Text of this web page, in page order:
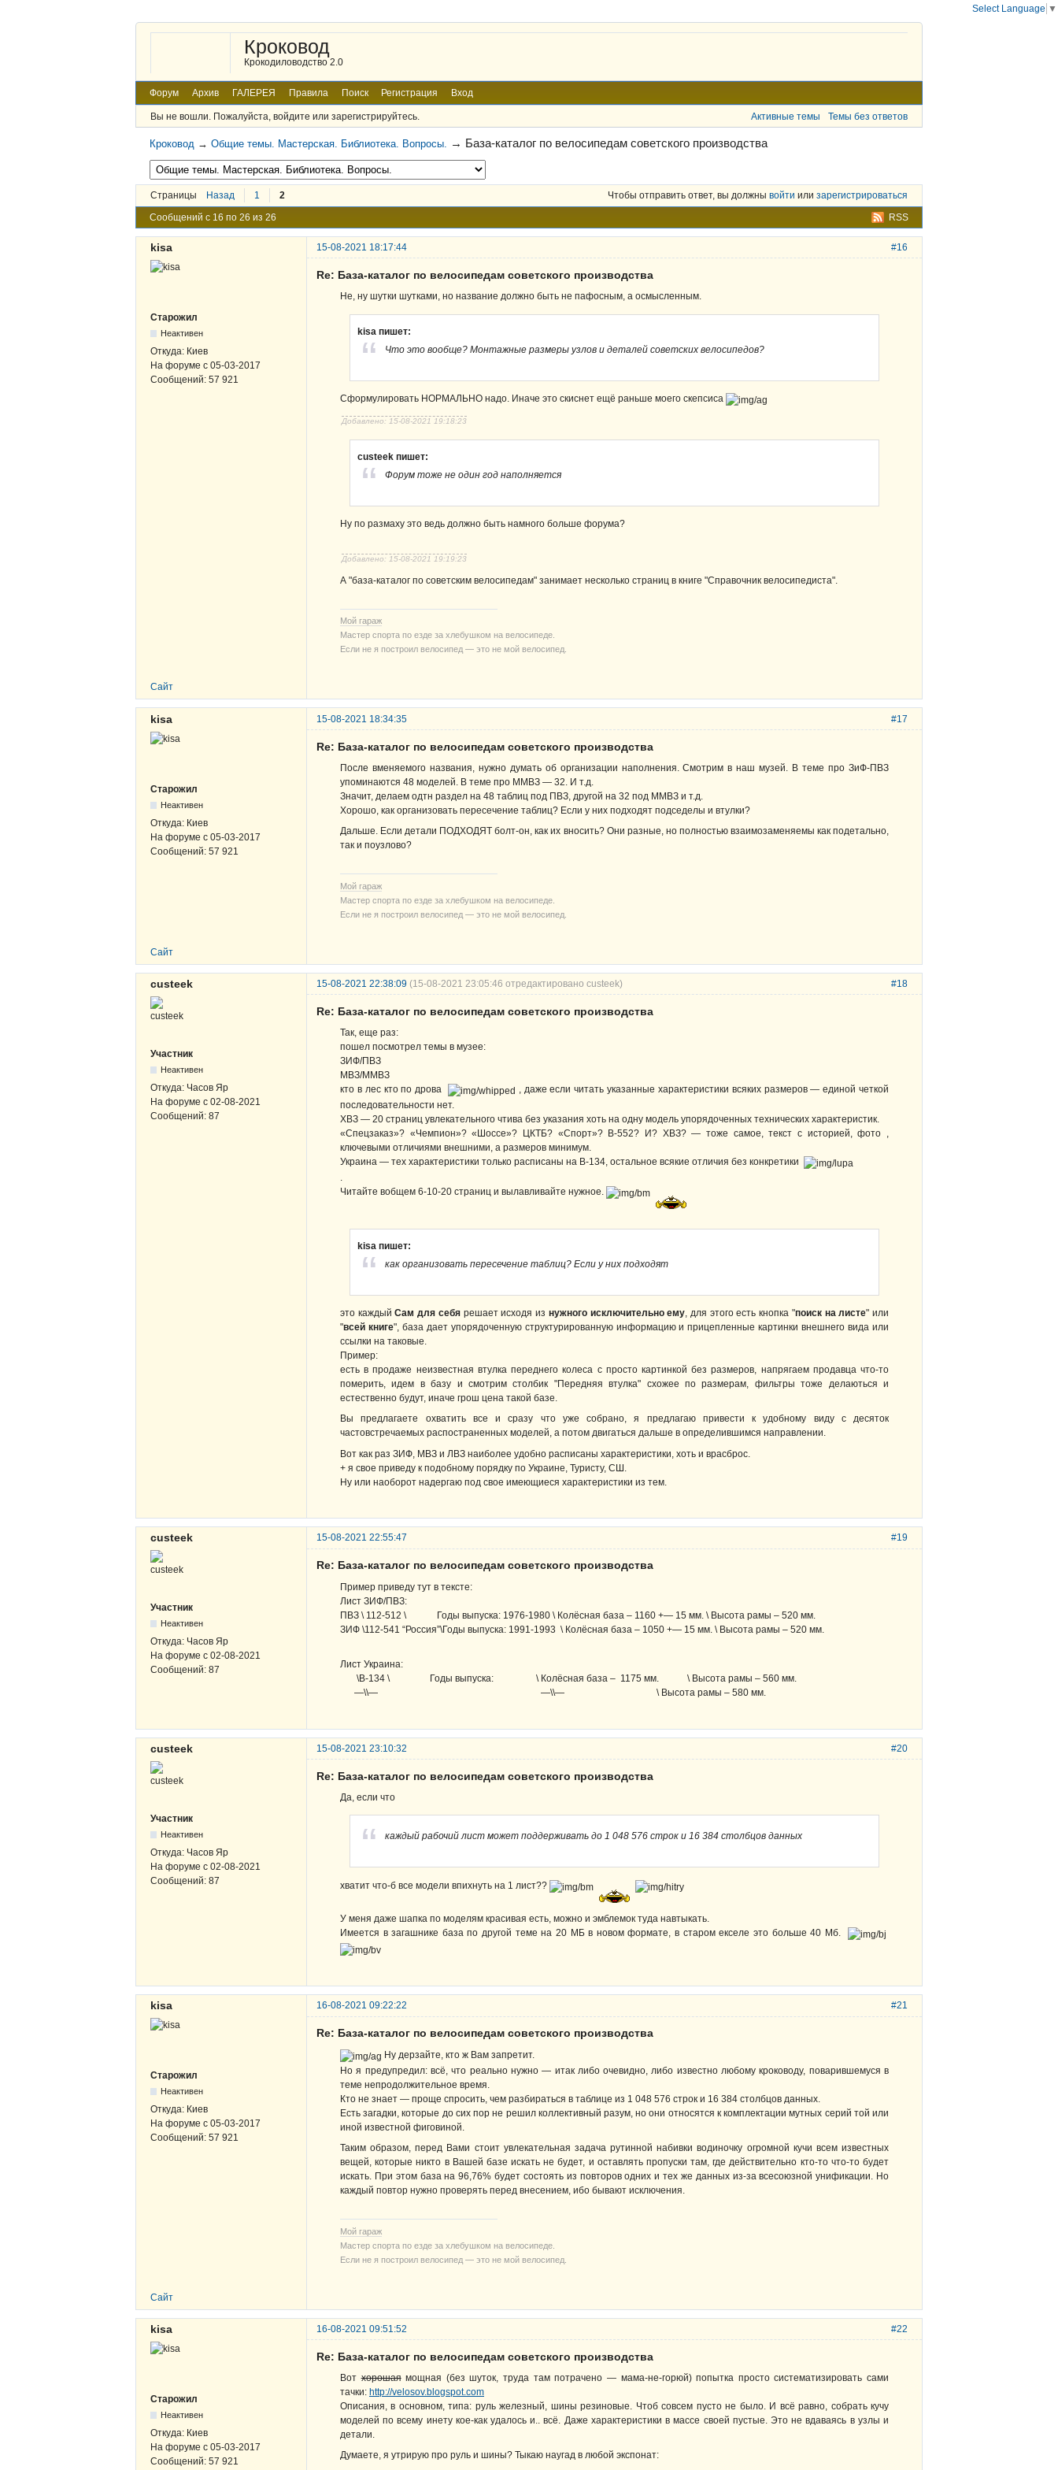
Кроковод
Крокодиловодство 2.0
Форум Архив ГАЛЕРЕЯ Правила Поиск Регистрация Вход
Вы не вошли. Пожалуйста, войдите или зарегистрируйтесь. Активные темы Темы без ответов
Кроковод →Общие темы. Мастерская. Библиотека. Вопросы. → База-каталог по велосипедам советского производства
Страницы Назад 1 2 Чтобы отправить ответ, вы должны войти или зарегистрироваться
RSS
Сообщений с 16 по 26 из 26
#16
kisa 15-08-2021 18:17:44
Старожил
Неактивен
Откуда: Киев
На форуме с 05-03-2017
Сообщений: 57 921
Re: База-каталог по велосипедам советского производства
Не, ну шутки шутками, но название должно быть не пафосным, а осмысленным.
kisa пишет:
Что это вообще? Монтажные размеры узлов и деталей советских велосипедов?
Сформулировать НОРМАЛЬНО надо. Иначе это скиснет ещё раньше моего скепсиса
Добавлено: 15-08-2021 19:18:23
custeek пишет:
Форум тоже не один год наполняется
Ну по размаху это ведь должно быть намного больше форума?
Добавлено: 15-08-2021 19:19:23
А "база-каталог по советским велосипедам" занимает несколько страниц в книге "Справочник велосипедиста".
Мой гараж
Мастер спорта по езде за хлебушком на велосипеде.
Если не я построил велосипед — это не мой велосипед.
Сайт
#17
kisa 15-08-2021 18:34:35
Старожил
Неактивен
Откуда: Киев
На форуме с 05-03-2017
Сообщений: 57 921
Re: База-каталог по велосипедам советского производства
После вменяемого названия, нужно думать об организации наполнения. Смотрим в наш музей. В теме про ЗиФ-ПВЗ
упоминаются 48 моделей. В теме про ММВЗ — 32. И т.д.
Значит, делаем одтн раздел на 48 таблиц под ПВЗ, другой на 32 под ММВЗ и т.д.
Хорошо, как организовать пересечение таблиц? Если у них подходят подседелы и втулки?
Дальше. Если детали ПОДХОДЯТ болт-он, как их вносить? Они разные, но полностью взаимозаменяемы как подетально,
так и поузлово?
Мой гараж
Мастер спорта по езде за хлебушком на велосипеде.
Если не я построил велосипед — это не мой велосипед.
Сайт
#18
custeek 15-08-2021 22:38:09 (15-08-2021 23:05:46 отредактировано custeek)
Участник
Неактивен
Откуда: Часов Яр
На форуме с 02-08-2021
Сообщений: 87
Re: База-каталог по велосипедам советского производства
Так, еще раз:
пошел посмотрел темы в музее:
ЗИФ/ПВЗ
МВЗ/ММВЗ
кто в лес кто по дрова
, даже если читать указанные характеристики всяких размеров — единой четкой
последовательности нет.
ХВЗ — 20 страниц увлекательного чтива без указания хоть на одну модель упорядоченных технических характеристик.
«Спецзаказ»? «Чемпион»? «Шоссе»? ЦКТБ? «Спорт»? В-552? И? ХВЗ? — тоже самое, текст с историей, фото ,
ключевыми отличиями внешними, а размеров минимум.
Украина — тех характеристики только расписаны на В-134, остальное всякие отличия без конкретики
.
Читайте вобщем 6-10-20 страниц и вылавливайте нужное.
kisa пишет:
как организовать пересечение таблиц? Если у них подходят
это каждыйСам для себярешает исходя из нужного исключительно ему, для этого есть кнопка "поиск на листе" или
"всей книге", база дает упорядоченную структурированную информацию и прицепленные картинки внешнего вида или
ссылки на таковые.
Пример:
есть в продаже неизвестная втулка переднего колеса с просто картинкой без размеров, напрягаем продавца что-то
померить, идем в базу и смотрим столбик "Передняя втулка" схожее по размерам, фильтры тоже делаються и
естественно будут, иначе грош цена такой базе.
Вы предлагаете охватить все и сразу что уже собрано, я предлагаю привести к удобному виду с десяток
частовстречаемых распостраненных моделей, а потом двигаться дальше в определившимся направлении.
Вот как раз ЗИФ, МВЗ и ЛВЗ наиболее удобно расписаны характеристики, хоть и врасброс.
+ я свое приведу к подобному порядку по Украине, Туристу, СШ.
Ну или наоборот надергаю под свое имеющиеся характеристики из тем.
#19
custeek 15-08-2021 22:55:47
Участник
Неактивен
Откуда: Часов Яр
На форуме с 02-08-2021
Сообщений: 87
Re: База-каталог по велосипедам советского производства
Пример приведу тут в тексте:
Лист ЗИФ/ПВЗ:
ПВЗ \ 112-512 \ Годы выпуска: 1976-1980 \ Колёсная база – 1160 +— 15 мм. \ Высота рамы – 520 мм.
ЗИФ \112-541 “Россия”\Годы выпуска: 1991-1993 \ Колёсная база – 1050 +— 15 мм. \ Высота рамы – 520 мм.
Лист Украина:
\В-134 \ Годы выпуска: \ Колёсная база – 1175 мм. \ Высота рамы – 560 мм.
—\\— —\\— \ Высота рамы – 580 мм.
#20
custeek 15-08-2021 23:10:32
Участник
Неактивен
Откуда: Часов Яр
На форуме с 02-08-2021
Сообщений: 87
Re: База-каталог по велосипедам советского производства
Да, если что
каждый рабочий лист может поддерживать до 1 048 576 строк и 16 384 столбцов данных
хватит что-б все модели впихнуть на 1 лист??
У меня даже шапка по моделям красивая есть, можно и эмблемок туда навтыкать.
Имеется в загашнике база по другой теме на 20 МБ в новом формате, в старом екселе это больше 40 Мб.
#21
kisa 16-08-2021 09:22:22
Старожил
Неактивен
Откуда: Киев
На форуме с 05-03-2017
Сообщений: 57 921
Re: База-каталог по велосипедам советского производства
Ну дерзайте, кто ж Вам запретит.
Но я предупредил: всё, что реально нужно — итак либо очевидно, либо известно любому кроководу, поварившемуся в
теме непродолжительное время.
Кто не знает — проще спросить, чем разбираться в таблице из 1 048 576 строк и 16 384 столбцов данных.
Есть загадки, которые до сих пор не решил коллективный разум, но они относятся к комплектации мутных серий той или
иной известной фиговиной.
Таким образом, перед Вами стоит увлекательная задача рутинной набивки водиночку огромной кучи всем известных
вещей, которые никто в Вашей базе искать не будет, и оставлять пропуски там, где действительно кто-то что-то будет
искать. При этом база на 96,76% будет состоять из повторов одних и тех же данных из-за всесоюзной унификации. Но
каждый повтор нужно проверять перед внесением, ибо бывают исключения.
Мой гараж
Мастер спорта по езде за хлебушком на велосипеде.
Если не я построил велосипед — это не мой велосипед.
Сайт
#22
kisa 16-08-2021 09:51:52
Старожил
Неактивен
Откуда: Киев
На форуме с 05-03-2017
Сообщений: 57 921
Re: База-каталог по велосипедам советского производства
Вотхорошаямощная (без шуток, труда там потрачено — мама-не-горюй) попытка просто систематизировать сами
тачки: http://velosov.blogspot.com
Описания, в основном, типа: руль железный, шины резиновые. Чтоб совсем пусто не было. И всё равно, собрать кучу
моделей по всему инету кое-как удалось и.. всё. Даже характеристики в массе своей пустые. Это не вдаваясь в узлы и
детали.
Думаете, я утрирую про руль и шины? Тыкаю наугад в любой экспонат:
Select Language ▼